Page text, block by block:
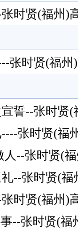
时贤(福州)
张时贤(福
誓--张时贤
张时贤(福
人--张时贤(
--张时贤(
时贤(福州)
--张时贤(